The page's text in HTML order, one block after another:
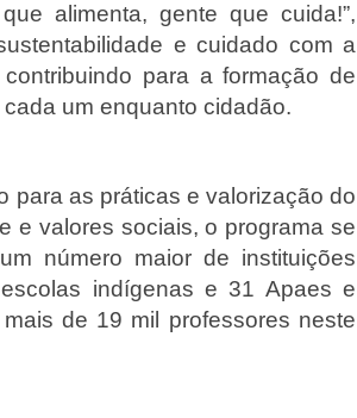
alimenta, gente que cuida!”,
e cuidado com a
para a formação de
um enquanto cidadão.
para as práticas e valorização do
e valores sociais, o programa se
número maior de instituições
indígenas e 31 Apaes e
de 19 mil professores neste